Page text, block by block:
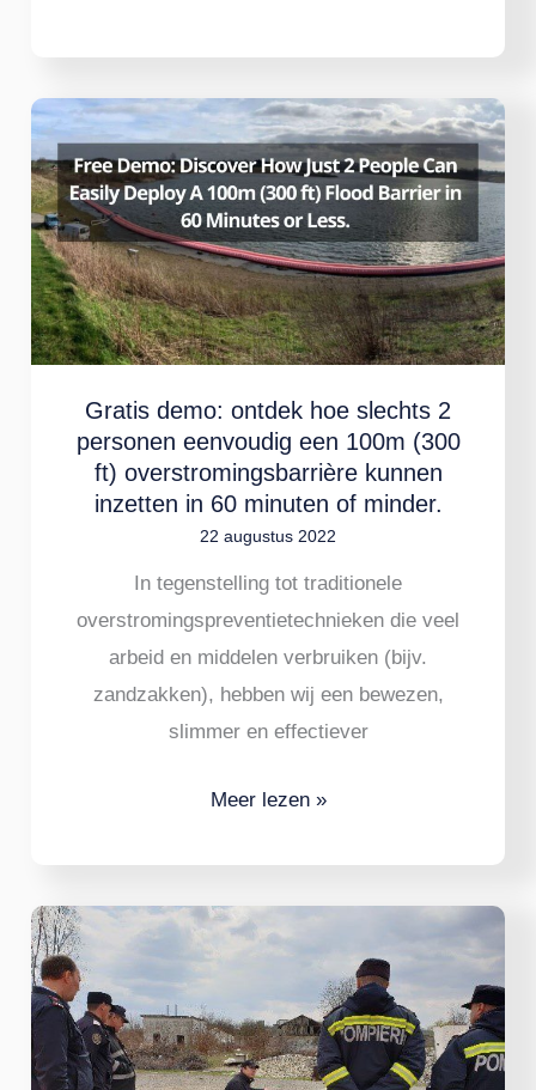
Gratis demo: ontdek hoe slechts 2
personen eenvoudig een 100m (300
ft) overstromingsbarrière kunnen
inzetten in 60 minuten of minder.
22 augustus 2022
In tegenstelling tot traditionele
overstromingspreventietechnieken die veel
arbeid en middelen verbruiken (bijv.
zandzakken), hebben wij een bewezen,
slimmer en effectiever
Gratis
demo:
ontdek
hoe
slechts
2
personen
een
100m
(300
kunnen
60
Meer lezen »
Zevenburgse
overstromingen
onschadelijk
gemaakt
–